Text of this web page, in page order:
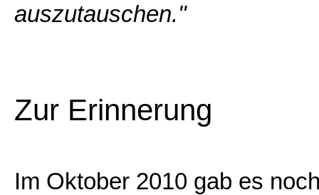
auszutauschen."
Zur Erinnerung
Im Oktober 2010 gab es